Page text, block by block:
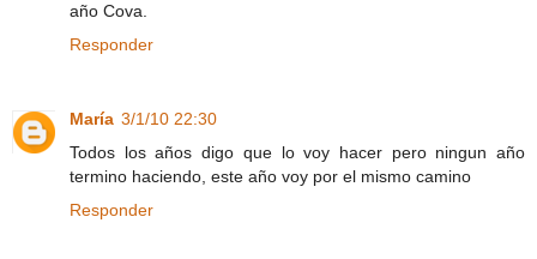
año Cova.
Responder
María 3/1/10 22:30
Todos los años digo que lo voy hacer pero ningun año
termino haciendo, este año voy por el mismo camino
Responder